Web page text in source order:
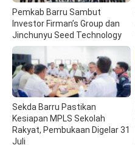
Pemkab Barru Sambut
Investor Firman’s Group dan
Jinchunyu Seed Technology
Sekda Barru Pastikan
Kesiapan MPLS Sekolah
Rakyat, Pembukaan Digelar 31
Juli